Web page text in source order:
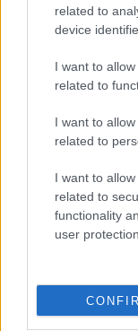
related to
device
I want to
related to
I want to
related to
I want to
related to
functionality
user protection.
A post shared by